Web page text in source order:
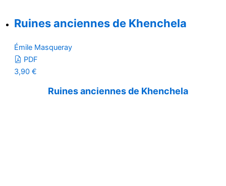
Ruines anciennes de Khenchela
Émile Masqueray
PDF
3,90 €
Ruines anciennes de Khenchela